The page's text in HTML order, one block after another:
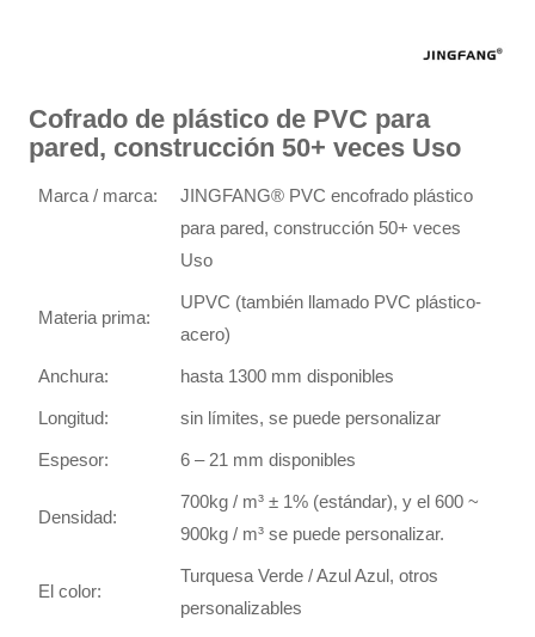
Cofrado de plástico de PVC para
pared, construcción 50+ veces Uso
Marca / marca:
JINGFANG® PVC encofrado plástico
para pared, construcción 50+ veces
Uso
Materia prima:
UPVC (también llamado PVC plástico-
acero)
Anchura: hasta 1300 mm disponibles
Longitud: sin límites, se puede personalizar
Espesor: 6 – 21 mm disponibles
Densidad:
700kg / m³ ± 1% (estándar), y el 600 ~
900kg / m³ se puede personalizar.
El color:
Turquesa Verde / Azul Azul, otros
personalizables